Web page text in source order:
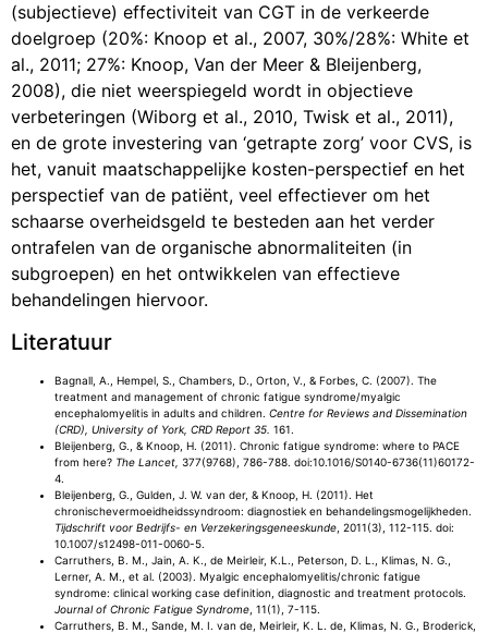
(subjectieve) effectiviteit van CGT in de verkeerde
doelgroep (20%: Knoop et al., 2007, 30%/28%: White et
al., 2011; 27%: Knoop, Van der Meer & Bleijenberg,
2008), die niet weerspiegeld wordt in objectieve
verbeteringen (Wiborg et al., 2010, Twisk et al., 2011),
en de grote investering van ‘getrapte zorg’ voor CVS, is
het, vanuit maatschappelijke kosten-perspectief en het
perspectief van de patiënt, veel effectiever om het
schaarse overheidsgeld te besteden aan het verder
ontrafelen van de organische abnormaliteiten (in
subgroepen) en het ontwikkelen van effectieve
behandelingen hiervoor.
Literatuur
Bagnall, A., Hempel, S., Chambers, D., Orton, V., & Forbes, C. (2007). The
treatment and management of chronic fatigue syndrome/myalgic
encephalomyelitis in adults and children. Centre for Reviews and Dissemination
(CRD), University of York, CRD Report 35. 161.
Bleijenberg, G., & Knoop, H. (2011). Chronic fatigue syndrome: where to PACE
from here? The Lancet, 377(9768), 786-788. doi:10.1016/S0140-6736(11)60172-
4.
Bleijenberg, G., Gulden, J. W. van der, & Knoop, H. (2011). Het
chronischevermoeidheidssyndroom: diagnostiek en behandelingsmogelijkheden.
Tijdschrift voor Bedrijfs- en Verzekeringsgeneeskunde , 2011(3), 112-115. doi:
10.1007/s12498-011-0060-5.
Carruthers, B. M., Jain, A. K., de Meirleir, K.L., Peterson, D. L., Klimas, N. G.,
Lerner, A. M., et al. (2003). Myalgic encephalomyelitis/chronic fatigue
syndrome: clinical working case definition, diagnostic and treatment protocols.
Journal of Chronic Fatigue Syndrome , 11(1), 7-115.
Carruthers, B. M., Sande, M. I. van de, Meirleir, K. L. de, Klimas, N. G., Broderick,